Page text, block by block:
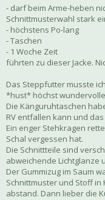
- darf beim Arme-heben
Schnittmusterwahl stark
- höchstens Po-lang
- Taschen
- 1 Woche Zeit
führten zu dieser Jacke.
Das Steppfutter musste
*hust* höchst
Die Känguruhtaschen
RV entfallen kann und
Ein enger Stehkragen
Schal vergessen hat.
Die Schnittteile sind
abweichende Lichtglanze
Der Gummizug im Saum
Schnittmuster und Stoff
abstand. Dann lieber die